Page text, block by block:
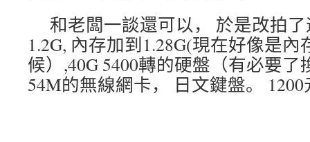
和老闆一談還可以， 於是改拍
1.2G, 內存加到1.28G(現在好像是
候）,40G 5400轉的硬盤（有必要了
54M的無線網卡， 日文鍵盤。 1200